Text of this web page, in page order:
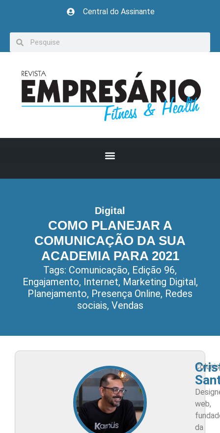
Central do Assinante
Digital
COMO PLANEJAR A
COMUNICAÇÃO DA SUA
ACADEMIA PARA 2021
Tags: Comunicação, Edição 96,
Engajamento, Internet, Marketing Digital,
Planejamento, Presença Online, Redes
sociais, Vendas
web,
da